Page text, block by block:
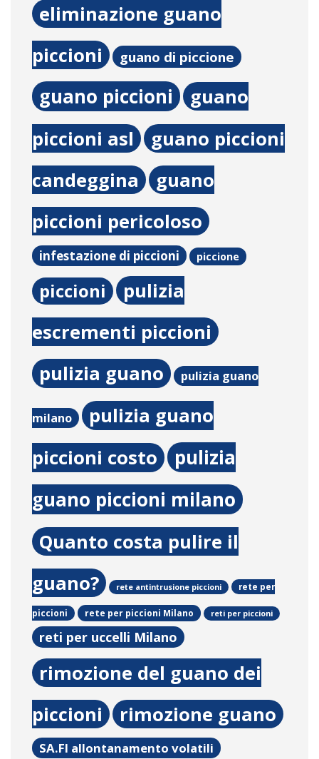
eliminazione guano
piccioni
guano di piccione
guano piccioni
guano
piccioni asl
guano piccioni
candeggina
guano
piccioni pericoloso
infestazione di piccioni piccione
piccioni
pulizia
escrementi piccioni
pulizia guano pulizia guano
milano
pulizia guano
piccioni costo
pulizia
guano piccioni milano
Quanto costa pulire il
guano?
rete antintrusione piccioni rete per
piccioni rete per piccioni Milano reti per piccioni
reti per uccelli Milano
rimozione del guano dei
piccioni
rimozione guano
SA.FI allontanamento volatili